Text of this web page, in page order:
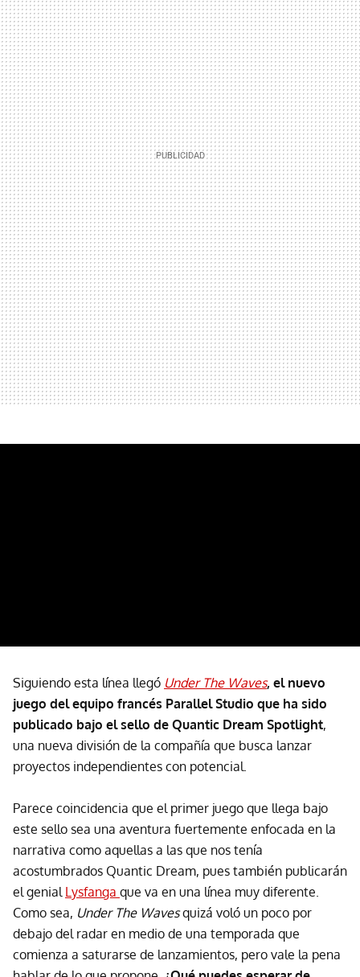
Siguiendo esta línea llegó Under The Waves, el nuevo
juego del equipo francés Parallel Studio que ha sido
publicado bajo el sello de Quantic Dream Spotlight,
una nueva división de la compañía que busca lanzar
proyectos independientes con potencial.
Parece coincidencia que el primer juego que llega bajo
este sello sea una aventura fuertemente enfocada en la
narrativa como aquellas a las que nos tenía
acostumbrados Quantic Dream, pues también publicarán
el genial Lysfanga que va en una línea muy diferente.
Como sea, Under The Wavesquizá voló un poco por
debajo del radar en medio de una temporada que
comienza a saturarse de lanzamientos, pero vale la pena